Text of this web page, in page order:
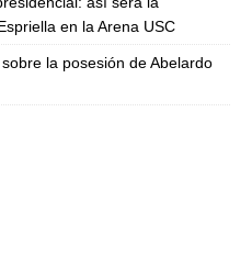
en la Arena USC
la posesión de Abelardo